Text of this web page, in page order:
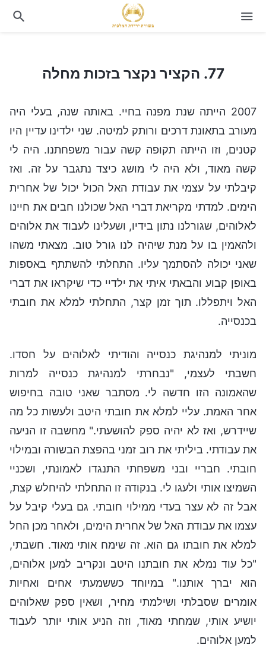
77. הקציר נקצר בזכות מחלה
77. הקציר נקצר בזכות מחלה
2007 הייתה שנת מפנה בחיי. באותה שנה, בעלי היה
מעורב בתאונת דרכים ורותק למיטה. שני ילדינו עדיין היו
קטנים, וזו הייתה תקופה קשה עבור משפחתנו. היה לי
קשה מאוד, ולא היה לי מושג כיצד נתגבר על זה. ואז
קיבלתי על עצמי את עבודת האל הכול יכול של אחרית
הימים. למדתי מקריאת דברי האל שכולנו חבים את חיינו
לאלוהים, שגורלנו נתון בידיו, ושעלינו לעבוד את אלוהים
ולהאמין בו על מנת שיהיה לנו גורל טוב. מצאתי משהו
שאני יכולה להסתמך עליו. התחלתי להשתתף באספות
באופן קבוע והבאתי איתי את ילדיי כדי שיקראו את דברי
האל ויתפללו. תוך זמן קצר, התחלתי למלא את חובתי
בכנסייה.
מוניתי למנהיגת כנסייה והודיתי לאלוהים על חסדו.
חשבתי לעצמי, "נבחרתי למנהיגת כנסייה למרות
שהאמונה הזו חדשה לי. מסתבר שאני טובה בחיפוש
אחר האמת. עליי למלא את חובתי היטב ולעשות כל מה
שיידרש, ואז לא יהיה ספק להושעתי." מחשבה זו הניעה
את עבודתי. ביליתי את רוב זמני בהפצת הבשורה ובמילוי
חובתי. חבריי ובני משפחתי התנגדו לאמונתי, ושכניי
השמיצו אותי ולעגו לי. בנקודה זו התחלתי להיחלש קצת,
אבל זה לא עצר בעדי ממילוי חובתי. גם בעלי קיבל על
עצמו את עבודת האל של אחרית הימים, ולאחר מכן החל
למלא את חובתו גם הוא. זה שימח אותי מאוד. חשבתי,
"כל עוד נמלא את חובתנו היטב ונקריב למען אלוהים,
הוא יברך אותנו." במיוחד כששמעתי אחים ואחיות
אומרים שסבלתי ושילמתי מחיר, ושאין ספק שאלוהים
יושיע אותי, שמחתי מאוד, וזה הניע אותי יותר לעבוד
למען אלוהים.